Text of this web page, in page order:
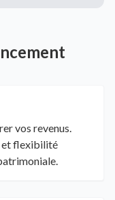
vos revenus.
et flexibilité